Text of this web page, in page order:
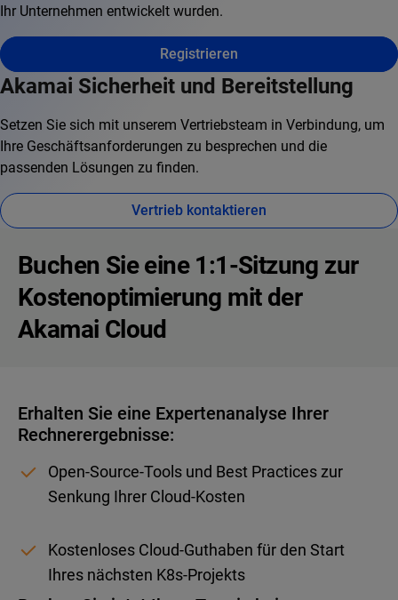
Ihr Unternehmen entwickelt wurden.
Registrieren
Akamai Sicherheit und Bereitstellung
Setzen Sie sich mit unserem Vertriebsteam in Verbindung, um
Ihre Geschäftsanforderungen zu besprechen und die
passenden Lösungen zu finden.
Vertrieb kontaktieren
Buchen Sie eine 1:1-Sitzung zur
Kostenoptimierung mit der
Akamai Cloud
Erhalten Sie eine Expertenanalyse Ihrer
Rechnerergebnisse:
Open-Source-Tools und Best Practices zur
Senkung Ihrer Cloud-Kosten
Kostenloses Cloud-Guthaben für den Start
Ihres nächsten K8s-Projekts